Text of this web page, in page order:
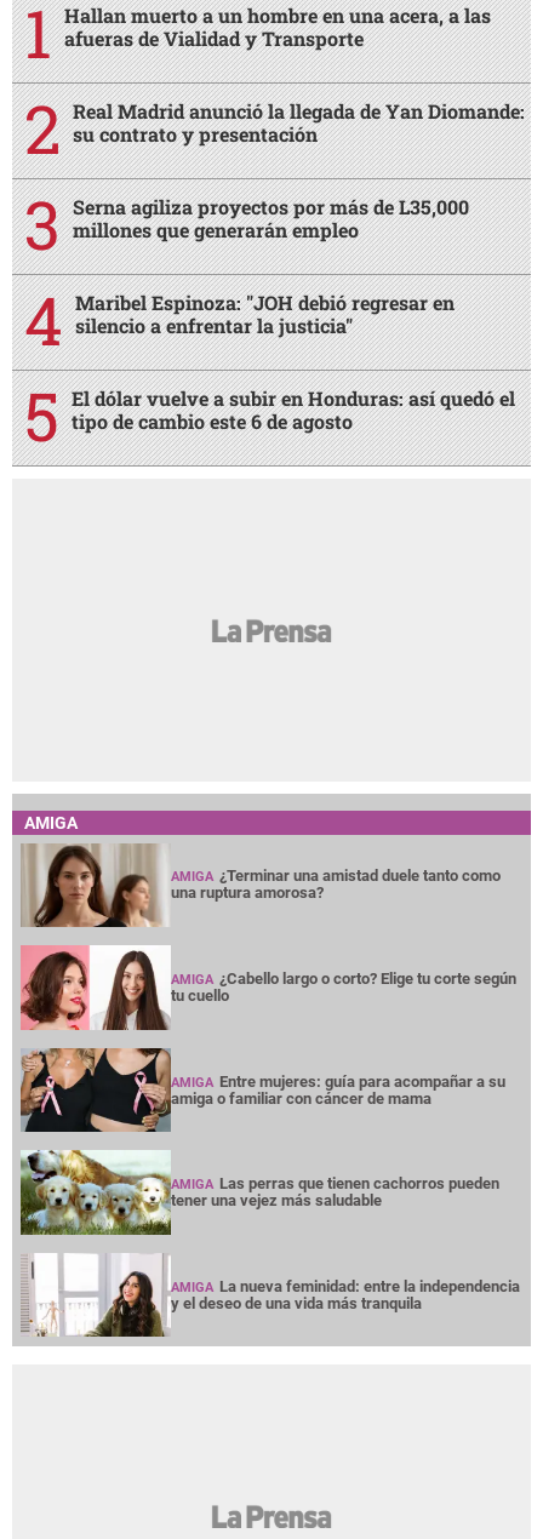
Hallan muerto a un hombre en una acera, a las
afueras de Vialidad y Transporte
Real Madrid anunció la llegada de Yan Diomande:
su contrato y presentación
Serna agiliza proyectos por más de L35,000
millones que generarán empleo
Maribel Espinoza: "JOH debió regresar en
silencio a enfrentar la justicia"
El dólar vuelve a subir en Honduras: así quedó el
tipo de cambio este 6 de agosto
AMIGA
AMIGA ¿Terminar una amistad duele tanto como
una ruptura amorosa?
AMIGA ¿Cabello largo o corto? Elige tu corte según
tu cuello
AMIGA Entre mujeres: guía para acompañar a su
amiga o familiar con cáncer de mama
AMIGA Las perras que tienen cachorros pueden
tener una vejez más saludable
AMIGA La nueva feminidad: entre la independencia
y el deseo de una vida más tranquila